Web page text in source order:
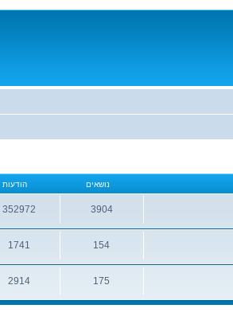
נושאים הודעות
3904
נושאים
352972
הודעות
154
נושאים
1741
הודעות
175
נושאים
2914
הודעות